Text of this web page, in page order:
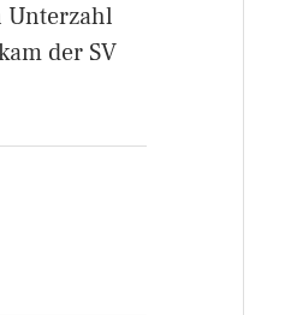
Unterzahl
der SV